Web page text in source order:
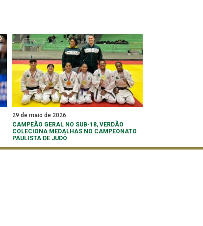
29 de maio de 2026
CAMPEÃO GERAL NO SUB-18, VERDÃO
COLECIONA MEDALHAS NO CAMPEONATO
PAULISTA DE JUDÔ